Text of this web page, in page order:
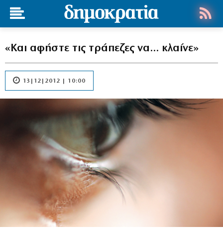
«Και αφήστε τις τράπεζες να… κλαίνε»
13|12|2012 | 10:00